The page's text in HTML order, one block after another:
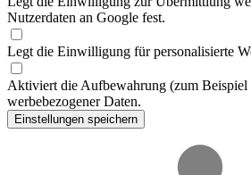
Nutzerdaten an Google fest.
Legt die Einwilligung für personalisierte
Aktiviert die Aufbewahrung (zum Beispiel
werbebezogener Daten.
Einstellungen speichern